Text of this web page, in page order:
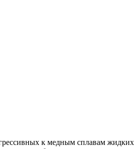
к медным сплавам